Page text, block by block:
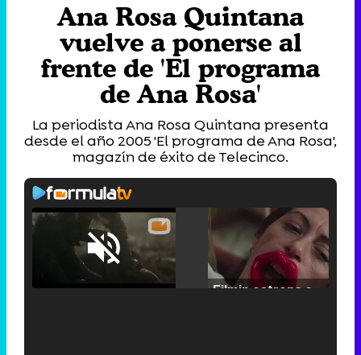
Ana Rosa Quintana
vuelve a ponerse al
frente de 'El programa
de Ana Rosa'
La periodista Ana Rosa Quintana presenta
desde el año 2005 'El programa de Ana Rosa',
magazín de éxito de Telecinco.
Unmute /
Loaded :